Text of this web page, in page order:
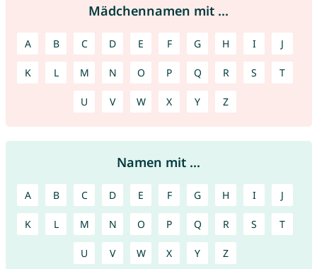
Mädchennamen mit ...
A B C D E F G H I J
K L M N O P Q R S T
U V W X Y Z
Namen mit ...
A B C D E F G H I J
K L M N O P Q R S T
U V W X Y Z